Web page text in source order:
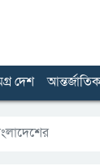
দেশ আন্তর্জাতিক